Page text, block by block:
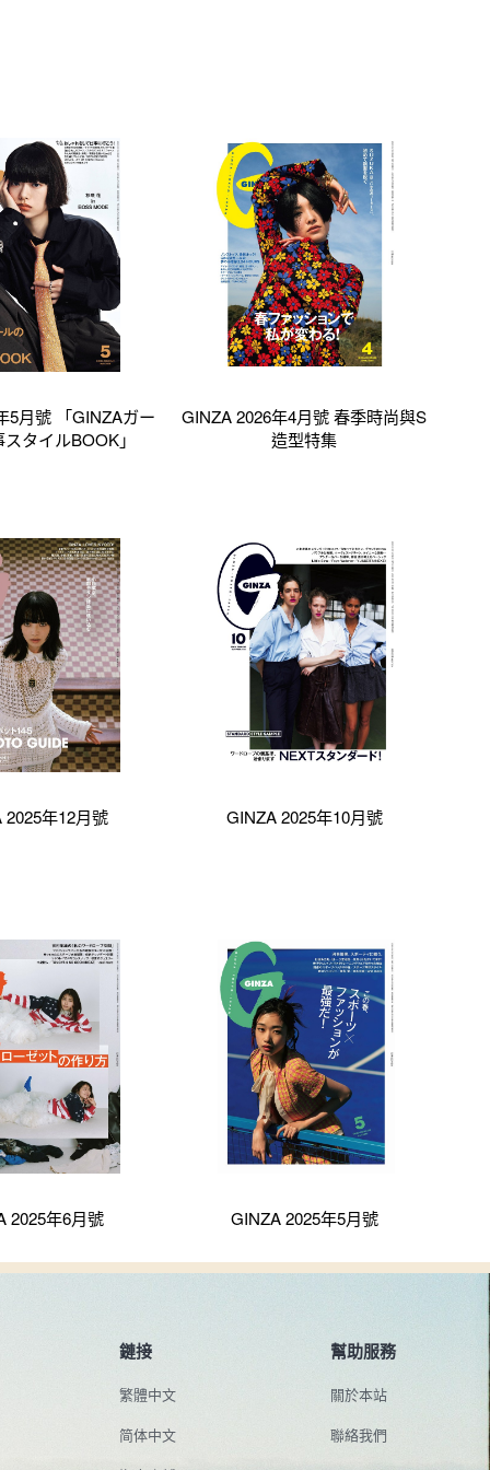
5月號 「GINZAガー
タイルBOOK」
GINZA 2026年4月號 春季時尚與S
造型特集
2025年12月號 GINZA 2025年10月號
2025年6月號 GINZA 2025年5月號
鏈接
繁體中文
简体中文
幫助服務
關於本站
聯絡我們